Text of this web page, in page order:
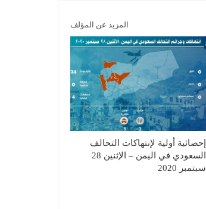
المزيد عن المؤلف
إحصائية أولية لإنتهاكات التحالف
السعودي في اليمن – الإثنين 28
سبتمبر 2020